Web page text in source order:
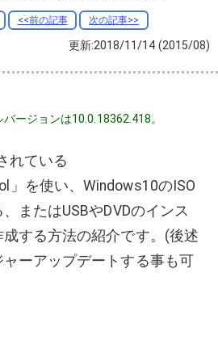
<<前の記事 次の記事>>
更新:2018/11/14 (2015/08)
ージョンは10.0.18362.418。
れている
」を使い、Windows10のISO
またはUSBやDVDのインス
成する方法の紹介です。(後述
ャーアップデートする事も可